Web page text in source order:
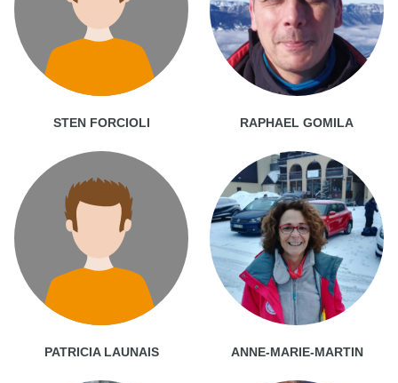
STEN FORCIOLI RAPHAEL GOMILA
PATRICIA LAUNAIS ANNE-MARIE-MARTIN